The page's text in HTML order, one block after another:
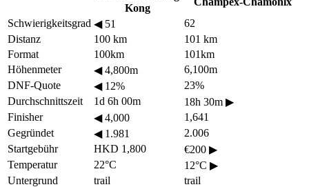
Kong
Schwierigkeitsgrad ◀51
62
Distanz
100 km
101 km
Format
100km
101km
Höhenmeter
◀4,800m
6,100m
DNF-Quote
◀12%
23%
Durchschnittszeit
1d 6h 00m 18h 30m ▶
Finisher
◀4,000
1,641
Gegründet
◀1.981
2.006
Startgebühr
HKD 1,800 €200 ▶
Temperatur
22°C 12°C ▶
Untergrund
trail
trail